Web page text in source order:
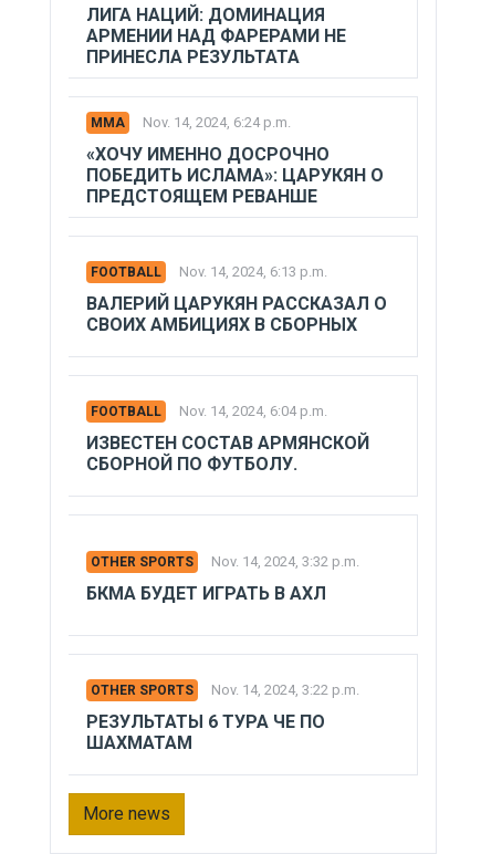
ЛИГА НАЦИЙ: ДОМИНАЦИЯ
АРМЕНИИ НАД ФАРЕРАМИ НЕ
ПРИНЕСЛА РЕЗУЛЬТАТА
MMA Nov. 14, 2024, 6:24 p.m.
«ХОЧУ ИМЕННО ДОСРОЧНО
ПОБЕДИТЬ ИСЛАМА»: ЦАРУКЯН О
ПРЕДСТОЯЩЕМ РЕВАНШЕ
FOOTBALL Nov. 14, 2024, 6:13 p.m.
ВАЛЕРИЙ ЦАРУКЯН РАССКАЗАЛ О
СВОИХ АМБИЦИЯХ В СБОРНЫХ
FOOTBALL Nov. 14, 2024, 6:04 p.m.
ИЗВЕСТЕН СОСТАВ АРМЯНСКОЙ
СБОРНОЙ ПО ФУТБОЛУ.
OTHER SPORTS Nov. 14, 2024, 3:32 p.m.
БКМА БУДЕТ ИГРАТЬ В АХЛ
OTHER SPORTS Nov. 14, 2024, 3:22 p.m.
РЕЗУЛЬТАТЫ 6 ТУРА ЧЕ ПО
ШАХМАТАМ
More news